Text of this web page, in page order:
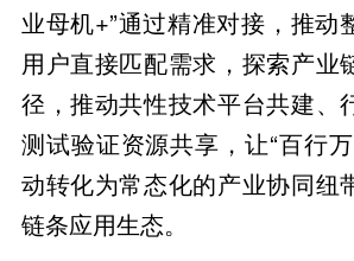
业母机+”通过精准对接，推动
用户直接匹配需求，探索产业
径，推动共性技术平台共建、
测试验证资源共享，让“百行
动转化为常态化的产业协同纽
链条应用生态。